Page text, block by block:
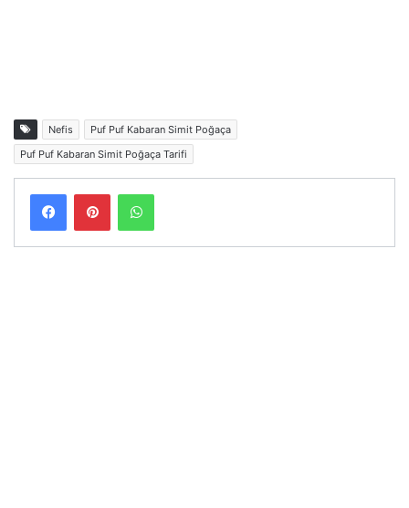
Nefis
Puf Puf Kabaran Simit Poğaça
Puf Puf Kabaran Simit Poğaça Tarifi
FacebookPinterestWhatsApp